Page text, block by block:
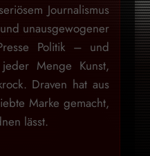
seriösem Journalismus
unausgewogener
Politik – und
Menge Kunst,
Draven hat aus
Marke gemacht,
lässt.